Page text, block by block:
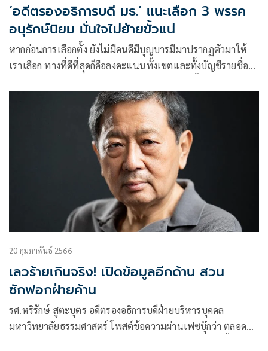
‘อดีตรองอธิการบดี มธ.’ แนะเลือก 3 พรรค
อนุรักษ์นิยม มั่นใจไม่ย้ายขั้วแน่
หากก่อนการเลือกตั้ง ยังไม่มีคนดีมีบุญบารมีมาปรากฏตัวมาให้
เราเลือก ทางที่ดีที่สุดก็คือลงคะแนนทั้งเขตและทั้งบัญชีรายชื่อ
20 กุมภาพันธ์ 2566
เลวร้ายเกินจริง! เปิดข้อมูลอีกด้าน สวน
ซักฟอกฝ่ายค้าน
รศ.หริรักษ์ สูตะบุตร อดีตรองอธิการบดีฝ่ายบริหารบุคคล
มหาวิทยาลัยธรรมศาสตร์ โพสต์ข้อความผ่านเฟซบุ๊กว่า ตลอด